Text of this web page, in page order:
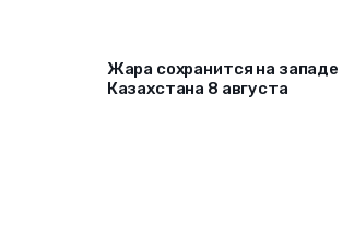
Жара сохранится на западе
Казахстана 8 августа